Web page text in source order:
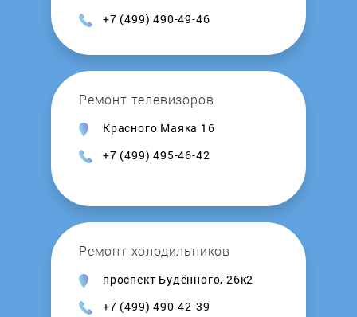
LG
Lincat
LINE
LOFRA
Longran
+7 (499) 490-49-46
Ремонт телевизоров
Красного Маяка 16
+7 (499) 495-46-42
Ремонт холодильников
проспект Будённого, 26к2
+7 (499) 490-42-39